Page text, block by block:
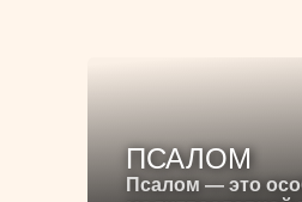
ПСАЛОМ
Псалом — это